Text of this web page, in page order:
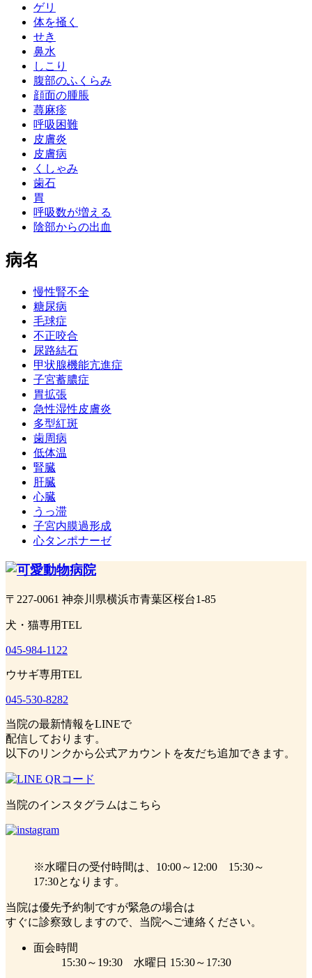
ゲリ
体を掻く
せき
鼻水
しこり
腹部のふくらみ
顔面の腫脹
蕁麻疹
呼吸困難
皮膚炎
皮膚病
くしゃみ
歯石
胃
呼吸数が増える
陰部からの出血
病名
慢性腎不全
糖尿病
毛球症
不正咬合
尿路結石
甲状腺機能亢進症
子宮蓄膿症
胃拡張
急性湿性皮膚炎
多型紅斑
歯周病
低体温
腎臓
肝臓
心臓
うっ滞
子宮内膜過形成
心タンポナーゼ
〒227-0061 神奈川県横浜市青葉区桜台1‐85
犬・猫専用TEL
045-984-1122
ウサギ専用TEL
045-530-8282
当院の最新情報をLINEで
配信しております。
以下のリンクから公式アカウントを友だち追加できます。
当院のインスタグラムはこちら
※水曜日の受付時間は、10:00～12:00 15:30～
17:30となります。
当院は優先予約制ですが緊急の場合は
すぐに診察致しますので、当院へご連絡ください。
面会時間
15:30～19:30 水曜日 15:30～17:30